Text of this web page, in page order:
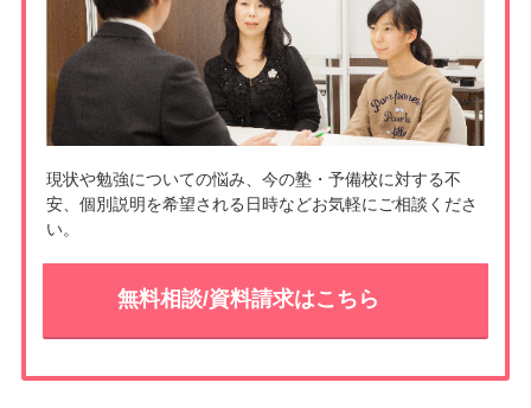
k
現状や勉強についての悩み、今の塾・予備校に対する不
安、個別説明を希望される日時などお気軽にご相談くださ
い。
無料相談/資料請求はこちら